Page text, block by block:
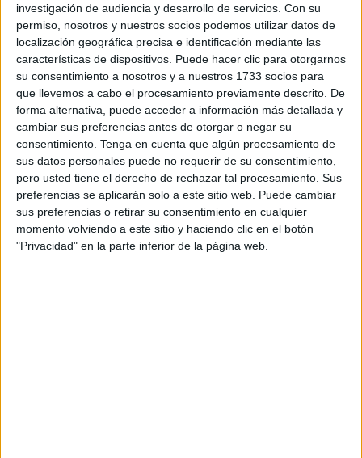
investigación de audiencia y desarrollo de servicios. Con su
permiso, nosotros y nuestros socios podemos utilizar datos de
localización geográfica precisa e identificación mediante las
características de dispositivos. Puede hacer clic para otorgarnos
su consentimiento a nosotros y a nuestros 1733 socios para
que llevemos a cabo el procesamiento previamente descrito. De
forma alternativa, puede acceder a información más detallada y
cambiar sus preferencias antes de otorgar o negar su
consentimiento. Tenga en cuenta que algún procesamiento de
sus datos personales puede no requerir de su consentimiento,
pero usted tiene el derecho de rechazar tal procesamiento. Sus
preferencias se aplicarán solo a este sitio web. Puede cambiar
sus preferencias o retirar su consentimiento en cualquier
momento volviendo a este sitio y haciendo clic en el botón
"Privacidad" en la parte inferior de la página web.
‘Momentos’ está dividida en tres temáticas. La favorita de
la autor es la que se tiñe en blanco y negro. Frente a ella
se encuentra en la que ha dejado volar su vena creativa,
“que son los montajes”. Y, por último, la que ha conseguido
abrirle el camino hacia el Museo. El porqué se asienta en
la finalidad de la misma, su venta. “Son panorámicas de
Ceuta que hago bajo petición y es con la que intento
amortizar la exposición, ya que estoy jubilado y no he
recibido ningún tipo de subvención”, explicaba.
La muestra estará abierta al público hasta el viernes 23 de
noviembre y puede visitarse en el horario de apertura del
Museo.